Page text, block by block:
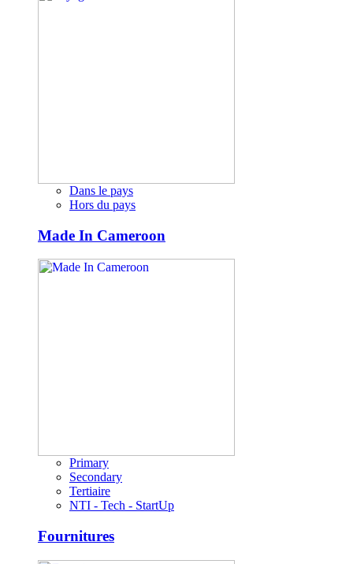
Dans le pays
Hors du pays
Made In Cameroon
Primary
Secondary
Tertiaire
NTI - Tech - StartUp
Fournitures